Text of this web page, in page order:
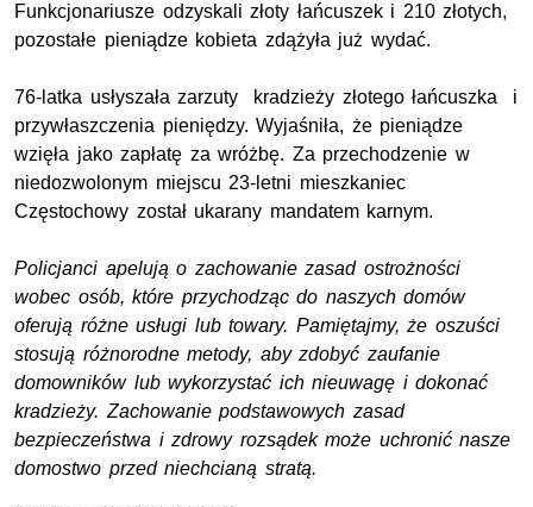
Funkcjonariusze odzyskali złoty łańcuszek i 210 złotych,
pozostałe pieniądze kobieta zdążyła już wydać.
76-latka usłyszała zarzuty kradzieży złotego łańcuszka i
przywłaszczenia pieniędzy. Wyjaśniła, że pieniądze
wzięła jako zapłatę za wróżbę. Za przechodzenie w
niedozwolonym miejscu 23-letni mieszkaniec
Częstochowy został ukarany mandatem karnym.
Policjanci apelują o zachowanie zasad ostrożności
wobec osób, które przychodząc do naszych domów
oferują różne usługi lub towary. Pamiętajmy, że oszuści
stosują różnorodne metody, aby zdobyć zaufanie
domowników lub wykorzystać ich nieuwagę i dokonać
kradzieży. Zachowanie podstawowych zasad
bezpieczeństwa i zdrowy rozsądek może uchronić nasze
domostwo przed niechcianą stratą.